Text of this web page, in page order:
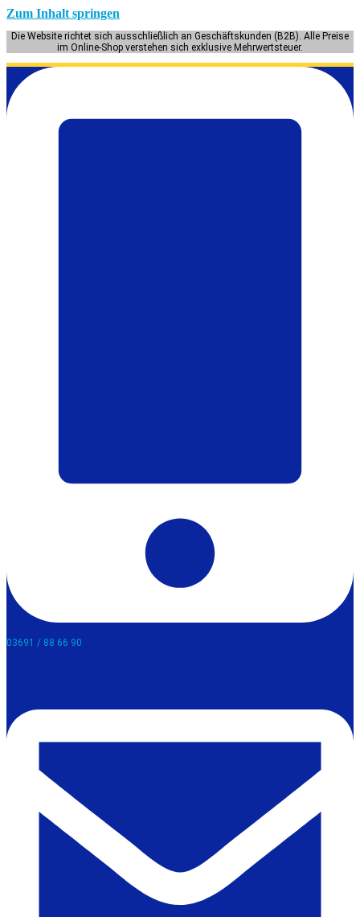
Zum Inhalt springen
Die Website richtet sich ausschließlich an Geschäftskunden (B2B). Alle Preise
im Online-Shop verstehen sich exklusive Mehrwertsteuer.
03691 / 88 66 90​